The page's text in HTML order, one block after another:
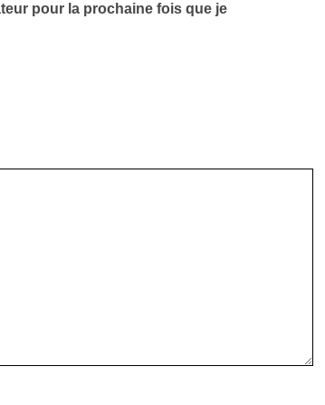
pour la prochaine fois que je